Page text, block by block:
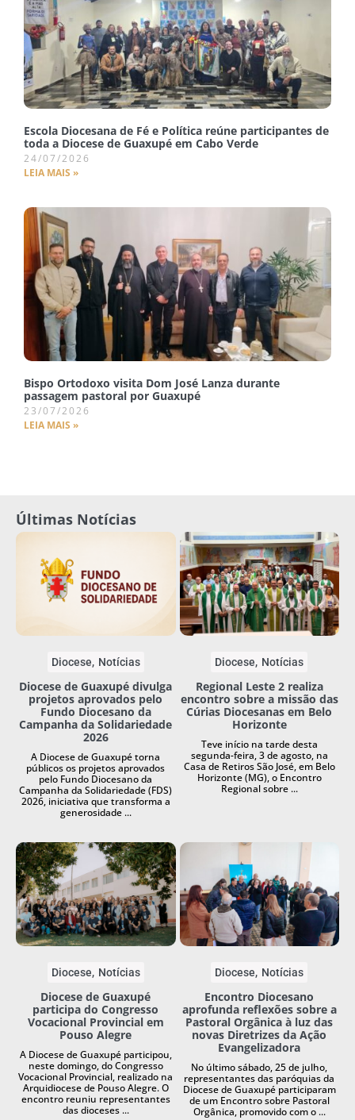
Escola Diocesana de Fé e Política reúne participantes de
toda a Diocese de Guaxupé em Cabo Verde
24/07/2026
LEIA MAIS »
Bispo Ortodoxo visita Dom José Lanza durante
passagem pastoral por Guaxupé
23/07/2026
LEIA MAIS »
Últimas Notícias
Diocese Notícias
Diocese de Guaxupé divulga
projetos aprovados pelo
Fundo Diocesano da
Campanha da Solidariedade
2026
A Diocese de Guaxupé torna
públicos os projetos aprovados
pelo Fundo Diocesano da
Campanha da Solidariedade (FDS)
2026, iniciativa que transforma a
generosidade ...
Diocese Notícias
Regional Leste 2 realiza
encontro sobre a missão das
Cúrias Diocesanas em Belo
Horizonte
Teve início na tarde desta
segunda-feira, 3 de agosto, na
Casa de Retiros São José, em Belo
Horizonte (MG), o Encontro
Regional sobre ...
Diocese Notícias
Diocese de Guaxupé
participa do Congresso
Vocacional Provincial em
Pouso Alegre
A Diocese de Guaxupé participou,
neste domingo, do Congresso
Vocacional Provincial, realizado na
Arquidiocese de Pouso Alegre. O
encontro reuniu representantes
das dioceses ...
Diocese Notícias
Encontro Diocesano
aprofunda reflexões sobre a
Pastoral Orgânica à luz das
novas Diretrizes da Ação
Evangelizadora
No último sábado, 25 de julho,
representantes das paróquias da
Diocese de Guaxupé participaram
de um Encontro sobre Pastoral
Orgânica, promovido com o ...